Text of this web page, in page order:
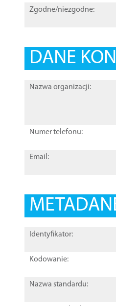
Zgodne/niezgodne:
DANE
Nazwa organizacji:
Numer telefonu:
Email:
Identyfikator:
Kodowanie:
Nazwa standardu: